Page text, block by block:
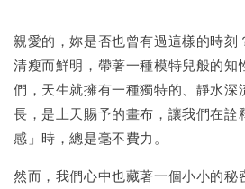
親愛的，妳是否也曾有過這樣的時刻
清瘦而鮮明，帶著一種模特兒般的知
們，天生就擁有一種獨特的、靜水深
長，是上天賜予的畫布，讓我們在詮
感」時，總是毫不費力。
然而，我們心中也藏著一個小小的秘